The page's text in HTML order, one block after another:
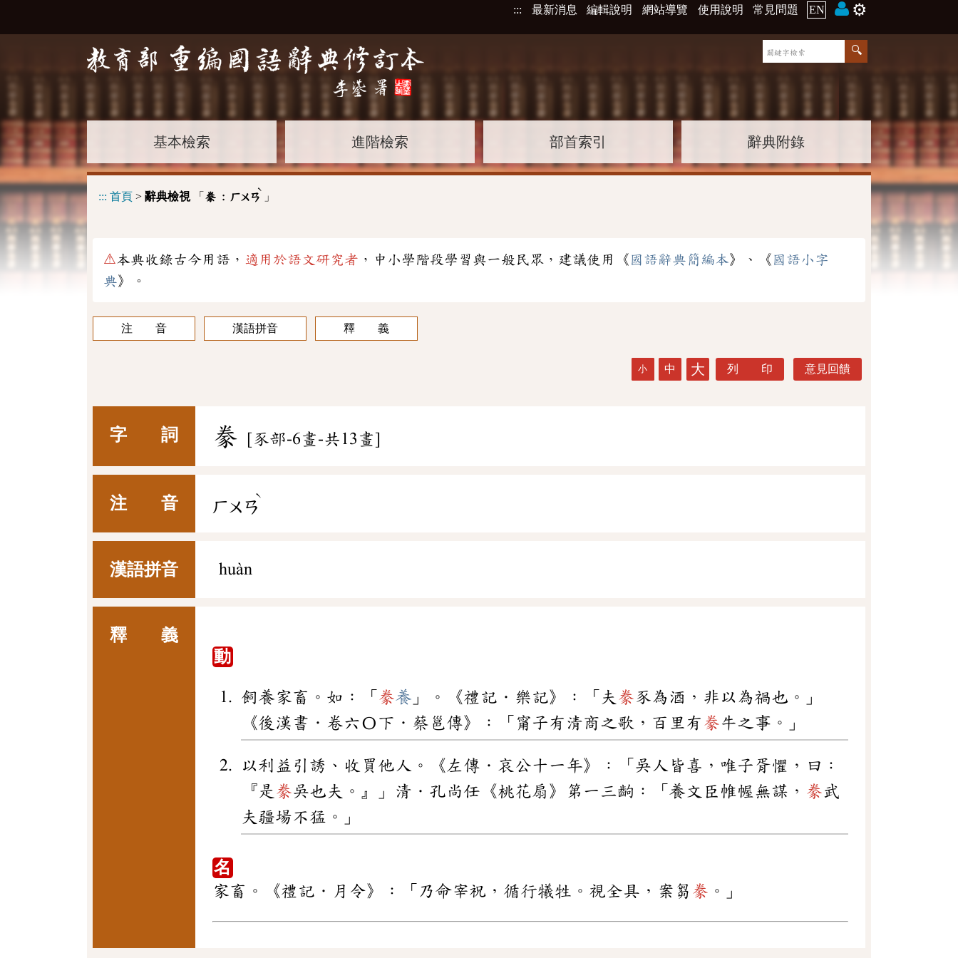
::: 最新消息 編輯說明 網站導覽 使用說明 常見問題 EN ⚙️
基本檢索 進階檢索 部首索引 辭典附錄
::: 首頁 > 辭典檢視「 豢 : ㄏㄨㄢ
ˋ
」
⚠本典收錄古今用語， 適用於語文研究者 ，中小學階段學習與一般民眾，建議使用《 國語辭典簡編本》、《 國語小字
典》。
注 音 漢語拼音 釋 義
小 中 大 列 印 意見回饋
字 詞 豢 [豕部-6畫-共13畫]
注 音 ㄏㄨㄢ
ˋ
漢語拼音 huàn
釋 義
動
飼養家畜。如：「 豢養 」。《禮記．樂記》：「夫 豢 豕為酒，非以為禍也。」
《後漢書．卷六〇下．蔡邕傳》：「甯子有清商之歌，百里有 豢牛之事。」
以利益引誘、收買他人。《左傳．哀公十一年》：「吳人皆喜，唯子胥懼，曰：
『是 豢吳也夫。』」清．孔尚任《桃花扇》第一三齣：「養文臣帷幄無謀， 豢武
夫疆場不猛。」
名
家畜。《禮記．月令》：「乃命宰祝，循行犧牲。視全具，案芻 豢 。」